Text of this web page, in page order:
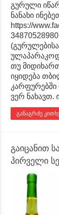
გურული
ნანახი
https://
თუ
იყიდება
კარფურებში
ვერ ნახავთ.
განაგრძე
გაიცანით
პირველი